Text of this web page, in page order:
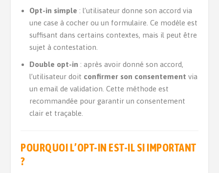
Opt-in simple : l’utilisateur donne son accord via
une case à cocher ou un formulaire. Ce modèle est
suffisant dans certains contextes, mais il peut être
sujet à contestation.
Double opt-in : après avoir donné son accord,
l’utilisateur doit confirmer son consentement via
un email de validation. Cette méthode est
recommandée pour garantir un consentement
clair et traçable.
POURQUOI L’OPT-IN EST-IL SI IMPORTANT
?